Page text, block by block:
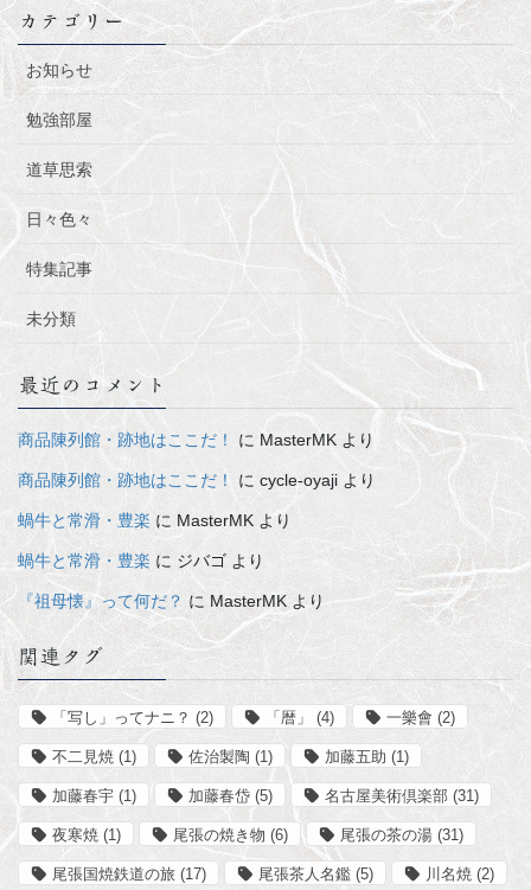
カテゴリー
お知らせ
勉強部屋
道草思索
日々色々
特集記事
未分類
最近のコメント
商品陳列館・跡地はここだ！ に MasterMK より
商品陳列館・跡地はここだ！ に cycle-oyaji より
蝸牛と常滑・豊楽 に MasterMK より
蝸牛と常滑・豊楽 に ジバゴ より
『祖母懐』って何だ？ に MasterMKより
関連タグ
「写し」ってナニ？ (2) 「暦」 (4) 一樂會 (2)
不二見焼 (1) 佐治製陶 (1) 加藤五助 (1)
加藤春宇 (1) 加藤春岱 (5) 名古屋美術倶楽部 (31)
夜寒焼 (1) 尾張の焼き物 (6) 尾張の茶の湯 (31)
尾張国焼鉄道の旅 (17) 尾張茶人名鑑 (5) 川名焼 (2)